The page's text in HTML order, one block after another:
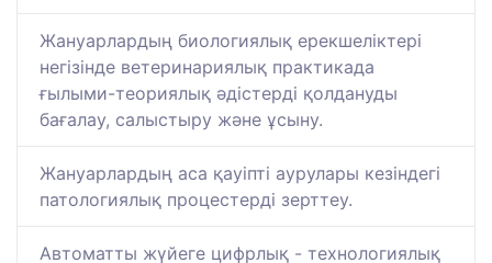
Жануарлардың биологиялық ерекшеліктері
негізінде ветеринариялық практикада
ғылыми-теориялық әдістерді қолдануды
бағалау, салыстыру және ұсыну.
Жануарлардың аса қауіпті аурулары кезіндегі
патологиялық процестерді зерттеу.
Автоматты жүйеге цифрлық - технологиялық